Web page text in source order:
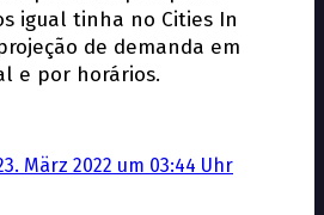
igual tinha no Cities In
de demanda em
e por horários.
März 2022 um 03:44 Uhr